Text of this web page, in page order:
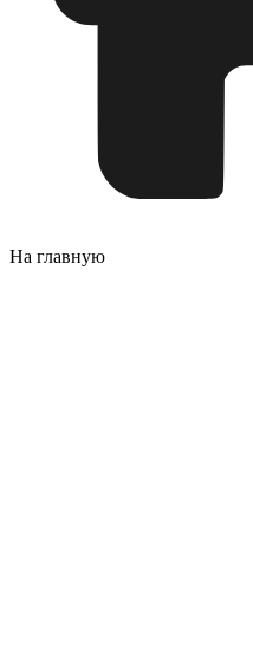
На главную